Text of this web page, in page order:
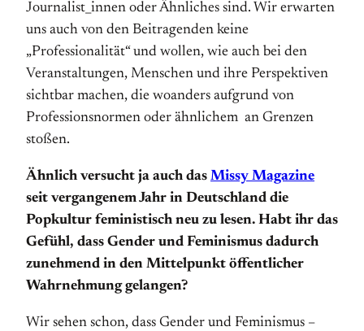
Journalist_innen oder Ähnliches sind. Wir erwarten
uns auch von den Beitragenden keine
„Professionalität“ und wollen, wie auch bei den
Veranstaltungen, Menschen und ihre Perspektiven
sichtbar machen, die woanders aufgrund von
Professionsnormen oder ähnlichem an Grenzen
stoßen.
Ähnlich versucht ja auch das Missy Magazine
seit vergangenem Jahr in Deutschland die
Popkultur feministisch neu zu lesen. Habt ihr das
Gefühl, dass Gender und Feminismus dadurch
zunehmend in den Mittelpunkt öffentlicher
Wahrnehmung gelangen?
Wir sehen schon, dass Gender und Feminismus –